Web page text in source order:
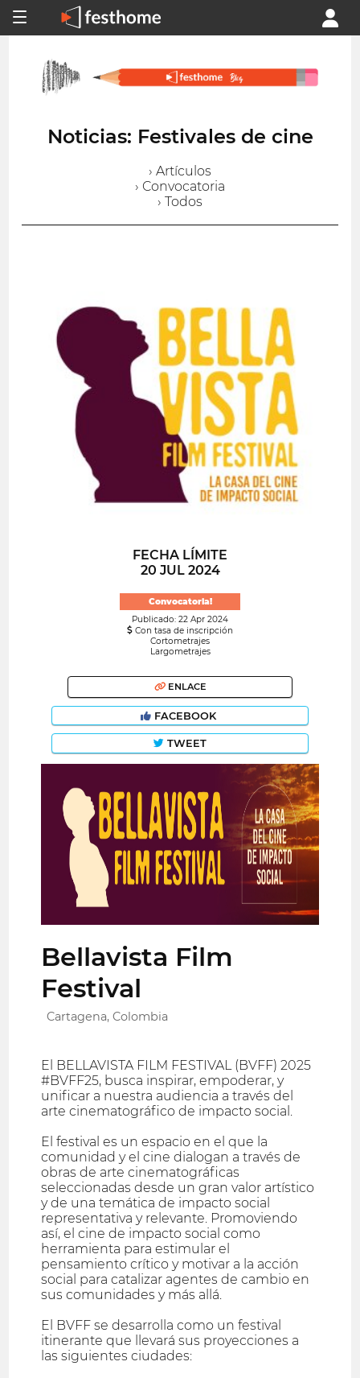
Noticias: Festivales de cine
› Artículos
› Convocatoria
› Todos
FECHA LÍMITE
20 JUL 2024
Convocatoria!
Publicado: 22 Apr 2024
Con tasa de inscripción
Cortometrajes
Largometrajes
ENLACE
FACEBOOK
TWEET
Bellavista Film
Festival
Cartagena, Colombia
El BELLAVISTA FILM FESTIVAL (BVFF) 2025
#BVFF25, busca inspirar, empoderar, y
unificar a nuestra audiencia a través del
arte cinematográfico de impacto social.
El festival es un espacio en el que la
comunidad y el cine dialogan a través de
obras de arte cinematográficas
seleccionadas desde un gran valor artístico
y de una temática de impacto social
representativa y relevante. Promoviendo
así, el cine de impacto social como
herramienta para estimular el
pensamiento crítico y motivar a la acción
social para catalizar agentes de cambio en
sus comunidades y más allá.
El BVFF se desarrolla como un festival
itinerante que llevará sus proyecciones a
las siguientes ciudades: